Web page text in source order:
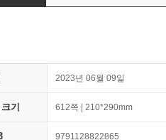
2023년 06월 09일
기 612쪽 | 210*290mm
9791128822865